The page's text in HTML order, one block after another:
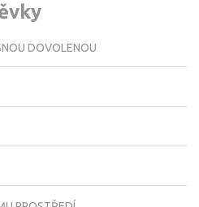
DOVOLENOU